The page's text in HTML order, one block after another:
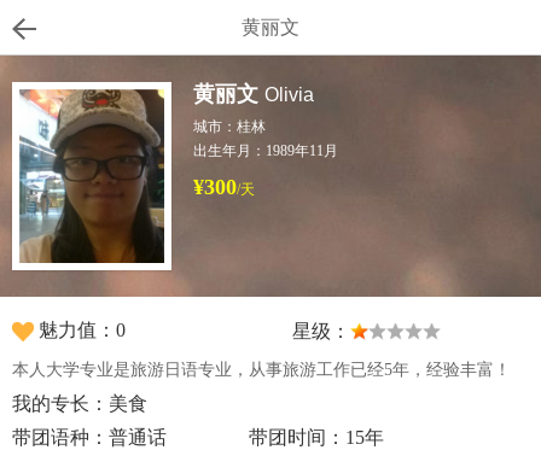
黄丽文
黄丽文 Olivia
城市：桂林
出生年月：1989年11月
¥300/天
魅力值：0 星级：
本人大学专业是旅游日语专业，从事旅游工作已经5年，经验丰富！
我的专长：美食
带团语种：普通话
带团时间：15年